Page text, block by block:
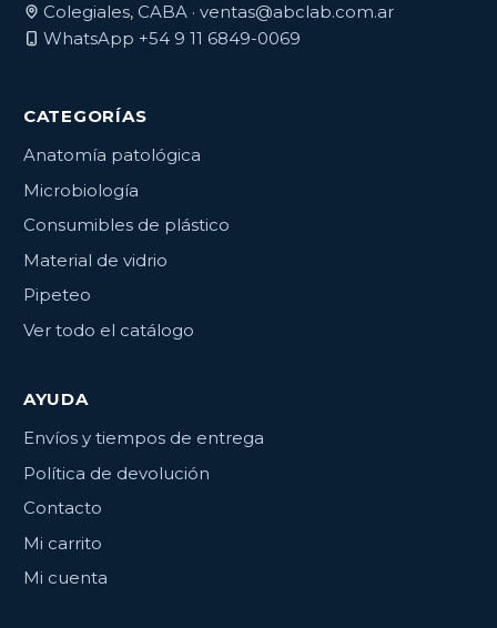
Colegiales, CABA · ventas@abclab.com.ar
WhatsApp +54 9 11 6849-0069
CATEGORÍAS
Anatomía patológica
Microbiología
Consumibles de plástico
Material de vidrio
Pipeteo
Ver todo el catálogo
AYUDA
Envíos y tiempos de entrega
Política de devolución
Contacto
Mi carrito
Mi cuenta